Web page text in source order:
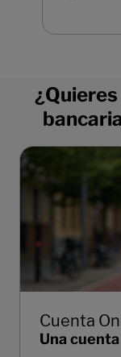
Cuenta
Una cuenta